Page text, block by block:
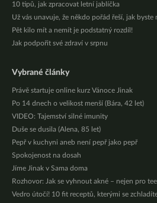
10 tipů, jak zpracovat letní jablíčka
Už vás unavuje, že někdo pořád řeší, jak byste
Pět kilo mít a nemít je podstatný rozdíl!
Jak podpořit své zdraví v srpnu
Vybrané články
Právě startuje online kurz Vánoce Jinak
Po 14 dnech o velikost menší (Bára, 42 let)
VIDEO: Tajemství silné imunity
Duše se dusila (Alena, 85 let)
Pepř v kuchyni aneb není pepř jako pepř
Spokojenost na dosah
Jíme Jinak v Sama doma
Rozhovor: Jak se vyhnout akné – nejen pro
Vedro útočí! 10 fit receptů, kterými se